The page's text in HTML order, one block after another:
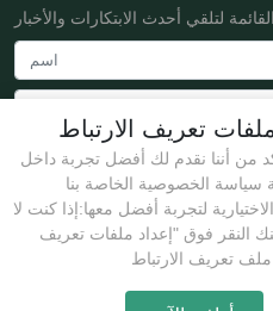
تعريف الارتباط
من أننا نقدم لك أفضل تجربة داخل
لتجربة أفضل معها:إذا كنت لا
النقر فوق "إعداد ملفات تعريف